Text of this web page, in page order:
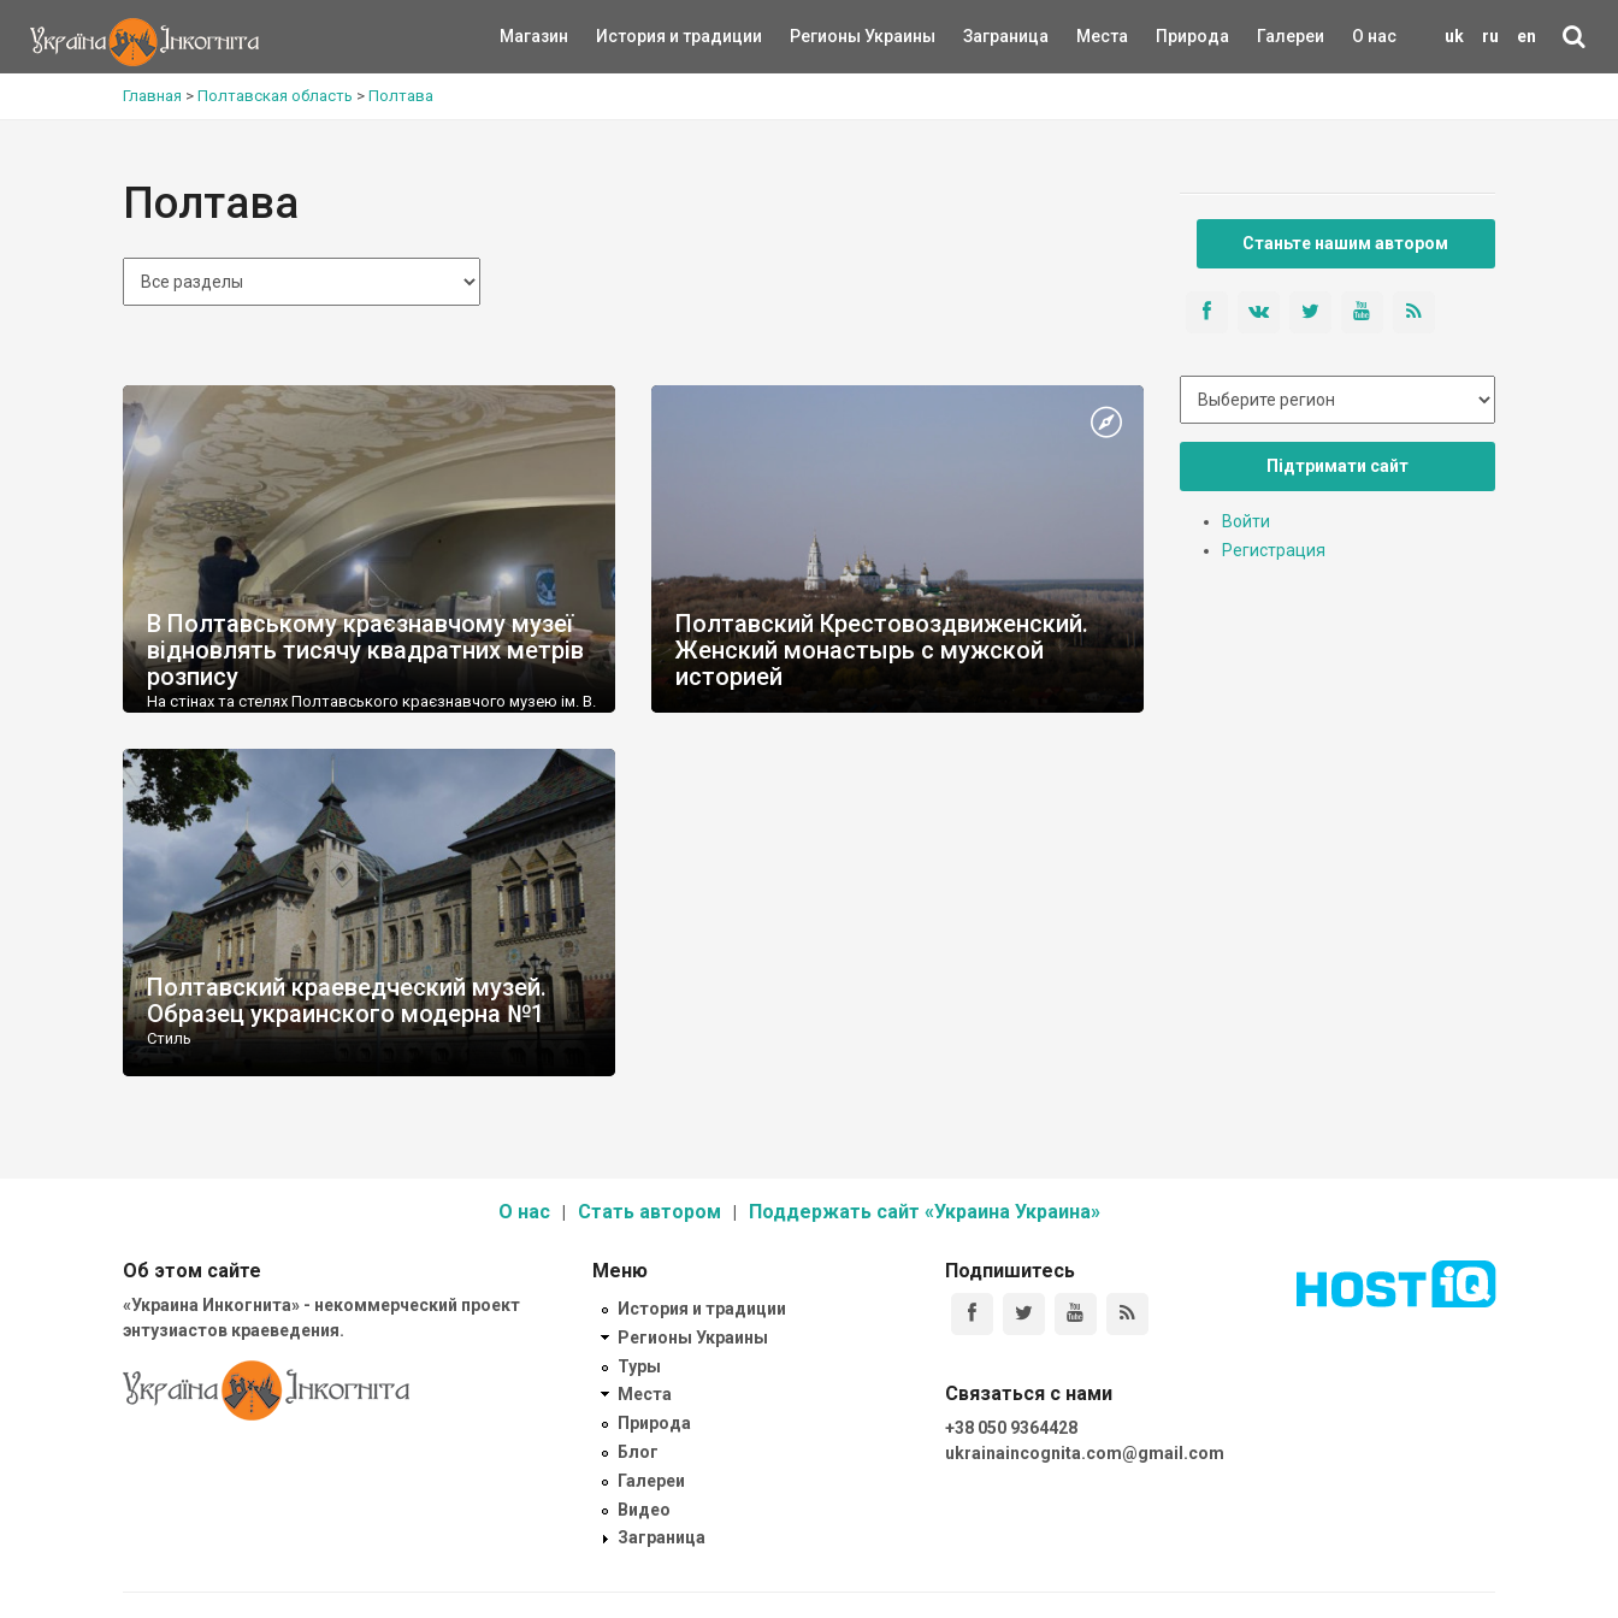
uk ru en
Магазин История и традиции Регионы Украины Заграница Места Природа Галереи О нас
Главная > Полтавская область > Полтава
Полтава
В Полтавському краєзнавчому музеї
відновлять тисячу квадратних метрів
розпису
На стінах та стелях Полтавського краєзнавчого музею ім. В.
мають відновити розписи на загальній площі близько тисячі
квадратних метрів. Роботи виконує київський художник-
реставратор Сергій Баяндін. Зараз він відновлює
зображення в колишній залі урочистостей, користуючись
архівними джерелами. «Ми бачили перед собою лише
відновлення 1992-96 років. І це нас дуже заплутало, але […]
Полтавский Крестовоздвиженский.
Женский монастырь с мужской
историей
Полтавский краеведческий музей.
Образец украинского модерна №1
Стиль
Станьте нашим автором
Підтримати сайт
Войти
Регистрация
О нас Стать автором Поддержать сайт «Украина Украина»
Об этом сайте
«Украина Инкогнита» - некоммерческий проект
энтузиастов краеведения.
Меню
История и традиции
Регионы Украины
Туры
Места
Природа
Блог
Галереи
Видео
Заграница
Подпишитесь
Связаться с нами
+38 050 9364428
ukrainaincognita.com@gmail.com